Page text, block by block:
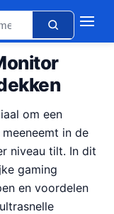
om een
in de
niveau tilt. In dit
gaming
en voordelen